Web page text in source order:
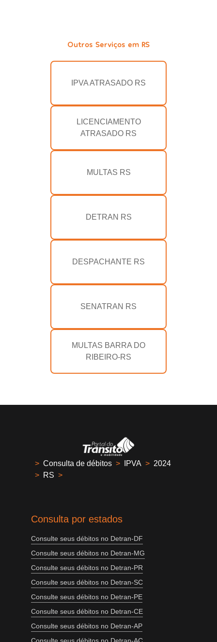
Outros Serviços em RS
IPVA ATRASADO RS
LICENCIAMENTO
ATRASADO RS
MULTAS RS
DETRAN RS
DESPACHANTE RS
SENATRAN RS
MULTAS BARRA DO
RIBEIRO-RS
> Consulta de débitos > IPVA > 2024
> RS >
Consulta por estados
Consulte seus débitos no Detran-DF
Consulte seus débitos no Detran-MG
Consulte seus débitos no Detran-PR
Consulte seus débitos no Detran-SC
Consulte seus débitos no Detran-PE
Consulte seus débitos no Detran-CE
Consulte seus débitos no Detran-AP